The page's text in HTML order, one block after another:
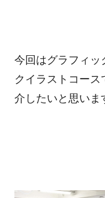
今回はグラフィッ
クイラストコー
介したいと思いま